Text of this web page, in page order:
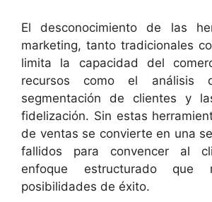
El desconocimiento de las
marketing, tanto tradicionales
limita la capacidad del
recursos como el análisis
segmentación de clientes y
fidelización. Sin estas
de ventas se convierte en una
fallidos para convencer al
enfoque estructurado que
posibilidades de éxito.